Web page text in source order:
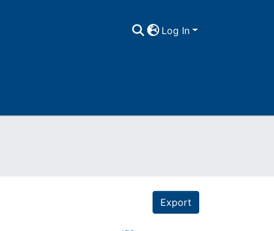
Log In
Export